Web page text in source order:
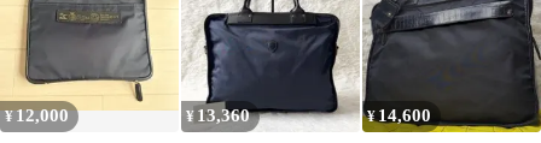
¥12,000 ¥ 13,360 ¥ 14,600